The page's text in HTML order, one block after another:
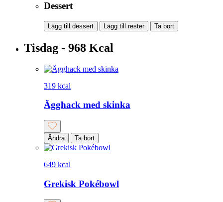
Dessert
Lägg till dessert Lägg till rester Ta bort
Tisdag - 968 Kcal
319 kcal
Ägghack med skinka
Ändra Ta bort
649 kcal
Grekisk Pokébowl